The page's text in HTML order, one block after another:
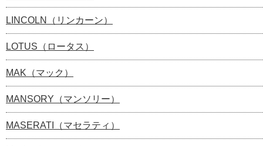
LINCOLN（リンカーン）
LOTUS（ロータス）
MAK（マック）
MANSORY（マンソリー）
MASERATI（マセラティ）